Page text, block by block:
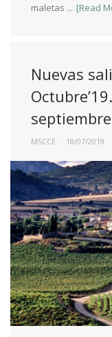
maletas ... [Read
Nuevas
septiembre
MSCCE 18/07/2019